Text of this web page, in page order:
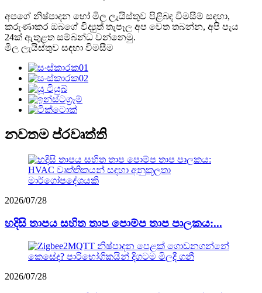
අපගේ නිෂ්පාදන හෝ මිල ලැයිස්තුව පිළිබඳ විමසීම් සඳහා,
කරුණාකර ඔබගේ විද්‍යුත් තැපෑල අප වෙත තබන්න, අපි පැය
24ක් ඇතුළත සම්බන්ධ වන්නෙමු.
මිල ලැයිස්තුව සඳහා විමසීම
නවතම ප්රවෘත්ති
2026/07/28
හදිසි තාපය සහිත තාප පොම්ප තාප පාලකය:...
2026/07/28